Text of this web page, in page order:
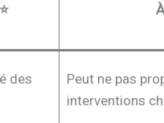
des
Peut ne pas
interventions